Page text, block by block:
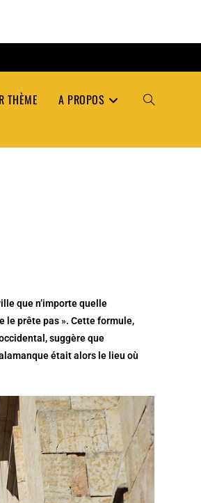
THÈME A PROPOS TOGGLE
que n’importe quelle
le prête pas ». Cette formule,
suggère que
était alors le lieu où